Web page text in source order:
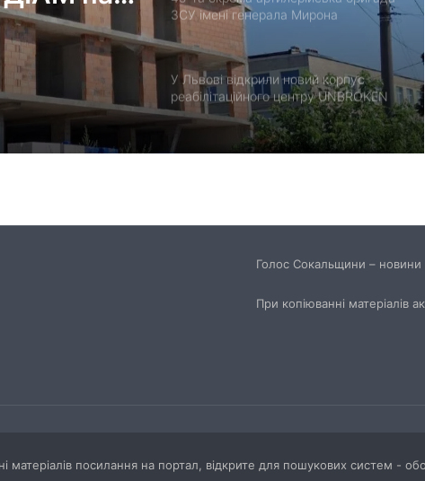
ЗСУ імені генерала Мирона
Тарнавського відзначає 10-річчя
У Львові відкрили новий корпус
реабілітаційного центру UNBROKEN
Ukraine
мораторій на російськомовний
Голос Сокальщини – новини
При копіюванні матеріалів
посилання на портал, відкрите для пошукових систем -